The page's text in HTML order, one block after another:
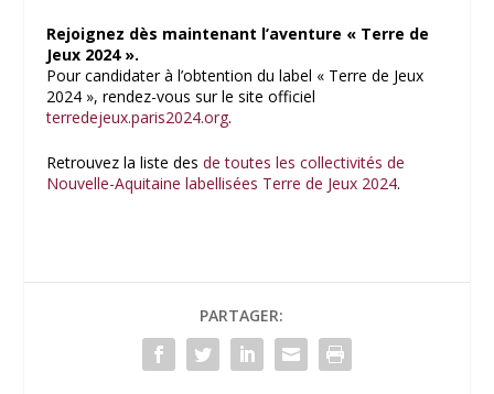
Rejoignez dès maintenant l’aventure « Terre de
Jeux 2024 ».
Pour candidater à l’obtention du label « Terre de Jeux
2024 », rendez-vous sur le site officiel
terredejeux.paris2024.org.
Retrouvez la liste desde toutes les collectivités de
Nouvelle-Aquitaine labellisées Terre de Jeux 2024.
PARTAGER: